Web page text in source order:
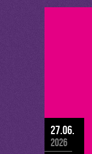
27.06.
2026